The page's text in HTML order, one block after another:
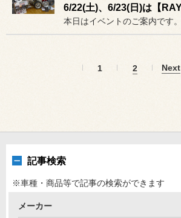
1 2 Next
記事検索
※車種・商品等で記事の検索ができます
メーカー